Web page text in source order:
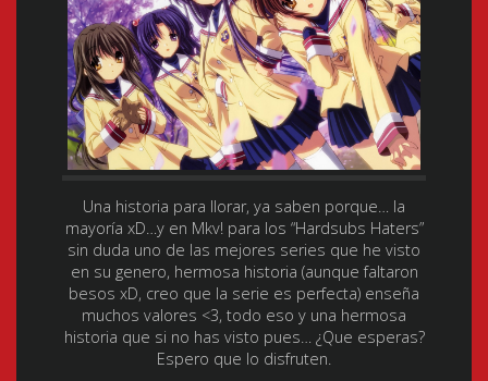
Una historia para llorar, ya saben porque… la
mayoría xD…y en Mkv! para los “Hardsubs Haters”
sin duda uno de las mejores series que he visto
en su genero, hermosa historia (aunque faltaron
besos xD, creo que la serie es perfecta) enseña
muchos valores <3, todo eso y una hermosa
historia que si no has visto pues… ¿Que esperas?
Espero que lo disfruten.